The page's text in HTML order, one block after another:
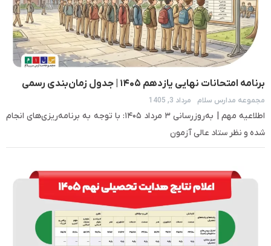
برنامه امتحانات نهایی یازدهم ۱۴۰۵ | جدول زمان‌بندی رسمی
برای همه پایه ها
مجموعه مدارس سلام مرداد 3, 1405
اطلاعیه مهم | به‌روزرسانی ۳ مرداد ۱۴۰۵: با توجه به برنامه‌ریزی‌های انجام
شده و نظر ستاد عالی آزمون